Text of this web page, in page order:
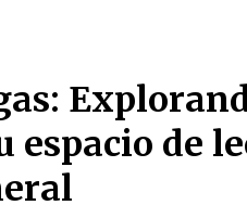
espacio de